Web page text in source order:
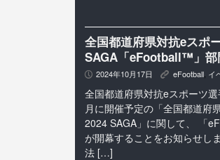
全国都道府県対抗eスポ
SAGA「eFootball™」部
P 2024年10月17日 K eFootball イ
全国都道府県対抗eスポーツ
月に開催予定の「全国都道府
2024 SAGA」に関して、 「
が開幕することをお知らせし
法 […]